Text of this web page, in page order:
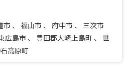
市 、 福山市 、 府中市 、 三次市
広島市 、 豊田郡大崎上島町 、 世
高原町